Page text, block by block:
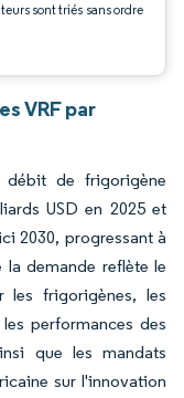
sont triés sans ordre
VRF par
de frigorigène
USD en 2025 et
2030, progressant à
demande reflète le
les frigorigènes, les
performances des
que les mandats
sur l'innovation